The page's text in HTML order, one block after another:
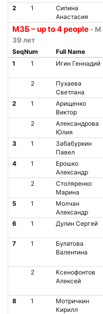
2
1
Сипина
Анастасия
М3Б – up to 4 people - М
39 лет
SeqNum Full Name
1
1 Игин Геннадий
2
Пухаева
Светлана
2 1
Арищенко
Виктор
2
Александрова
Юлия
3 1
Забабуркин
Павел
4 1
Ерошко
Александр
2
Столяренко
Марина
5 1
Молчан
Александр
6 1 Дулин Сергей
7 1
Булатова
Валентина
2
Ксенофонтов
Алексей
8 1
Мотричкин
Кирилл